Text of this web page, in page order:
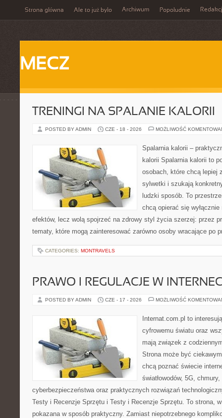
Strona główna Ale to już było Archiwum Popołudnie
MECZ
TRENINGI NA SPALANIE KALORII
POSTED BY ADMIN CZE - 18 - 2026 MOŻLIWOŚĆ
Spalarnia kalorii –
kalorii Spalarnia kalorii to
osobach, które chcą lepiej
sylwetki i szukają
ludzki sposób. To
chcą opierać się
efektów, lecz wolą spojrzeć na zdrowy styl życia szerzej: przez
tematy, które mogą zainteresować zarówno osoby wracające po
CATEGORIES: MONTRAVELS
PRAWO I REGULACJE W
POSTED BY ADMIN CZE - 17 - 2026 MOŻLIWOŚĆ
Internat.com.pl to
cyfrowemu światu oraz
mają związek z
Strona może być
chcą poznać świecie
światłowodów, 5G,
cyberbezpieczeństwa oraz praktycznych rozwiązań
Testy i Recenzje Sprzętu i Testy i Recenzje Sprzętu. To strona,
pokazana w sposób praktyczny. Zamiast niepotrzebnego